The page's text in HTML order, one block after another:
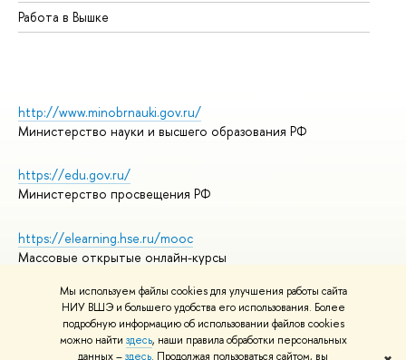
Мы используем файлы cookies для улучшения работы сайта
НИУ ВШЭ и большего удобства его использования. Более
подробную информацию об использовании файлов cookies
можно найти здесь, наши правила обработки персональных
данных –здесь. Продолжая пользоваться сайтом, вы
Работа в Вышке
http://www.minobrnauki.gov.ru/
Министерство науки и высшего образования РФ
https://edu.gov.ru/
Министерство просвещения РФ
https://elearning.hse.ru/mooc
Массовые открытые онлайн-курсы
© НИУ ВШЭ 1993–2026
Адреса и контакты
Условия использования материалов